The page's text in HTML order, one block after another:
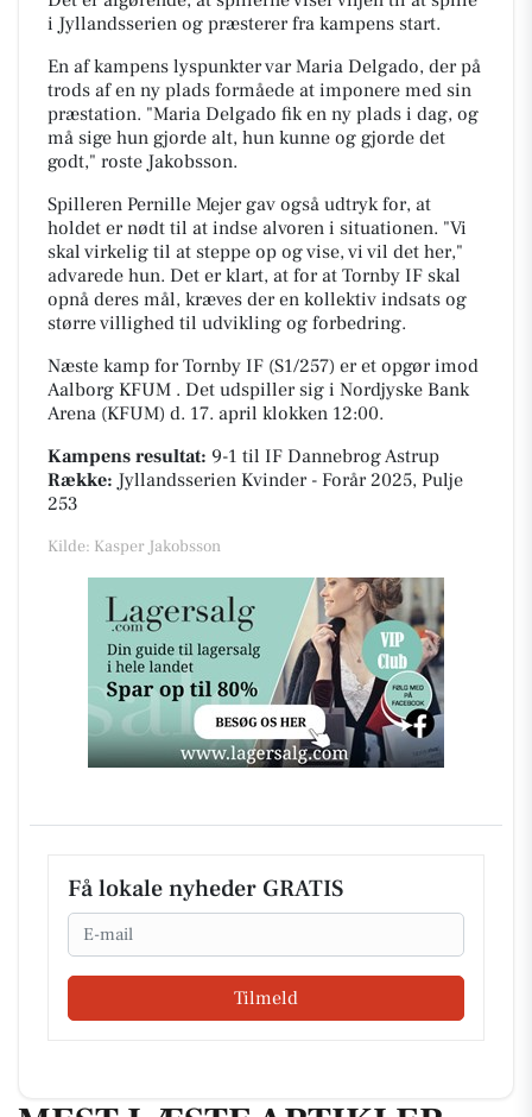
i Jyllandsserien og præsterer fra kampens start.
En af kampens lyspunkter var Maria Delgado, der på
trods af en ny plads formåede at imponere med sin
præstation. "Maria Delgado fik en ny plads i dag, og
må sige hun gjorde alt, hun kunne og gjorde det
godt," roste Jakobsson.
Spilleren Pernille Mejer gav også udtryk for, at
holdet er nødt til at indse alvoren i situationen. "Vi
skal virkelig til at steppe op og vise, vi vil det her,"
advarede hun. Det er klart, at for at Tornby IF skal
opnå deres mål, kræves der en kollektiv indsats og
større villighed til udvikling og forbedring.
Næste kamp for Tornby IF (S1/257) er et opgør imod
Aalborg KFUM . Det udspiller sig i Nordjyske Bank
Arena (KFUM) d. 17. april klokken 12:00.
Kampens resultat: 9-1 til IF Dannebrog Astrup
Række: Jyllandsserien Kvinder - Forår 2025, Pulje
253
Kilde: Kasper Jakobsson
Få lokale nyheder GRATIS
Email
Tilmeld